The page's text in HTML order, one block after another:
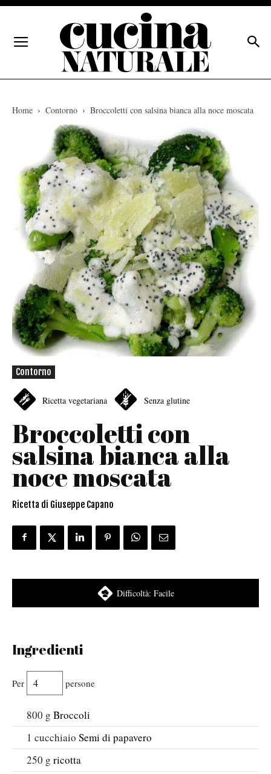
Home Contorno Broccoletti con salsina bianca alla noce moscata
Contorno
Ricetta vegetariana Senza glutine
Broccoletti con
salsina bianca alla
noce moscata
Ricetta di Giuseppe Capano
Difficoltà:Facile
Ingredienti
Per persone
800 g Broccoli
1 cucchiaio Semi di papavero
250 g ricotta